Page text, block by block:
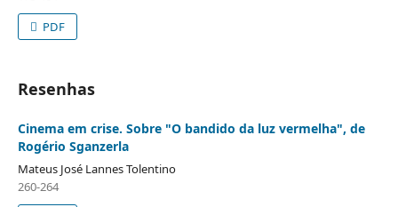
PDF
Resenhas
Cinema em crise. Sobre "O bandido da luz vermelha", de
Rogério Sganzerla
Mateus José Lannes Tolentino
260-264